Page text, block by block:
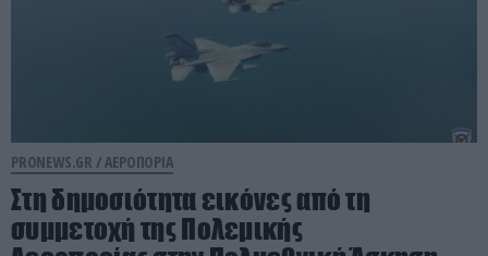
PRONEWS.GR /ΑΕΡΟΠΟΡΙΑ
Στη δημοσιότητα εικόνες από τη
συμμετοχή της Πολεμικής